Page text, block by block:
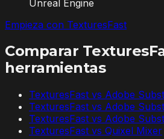
Unreal Engine
Empieza con TexturesFast
Comparar
herramientas
TexturesFast vs Adobe
TexturesFast vs Adobe
TexturesFast vs Adobe
TexturesFast vs Quixel Mixer